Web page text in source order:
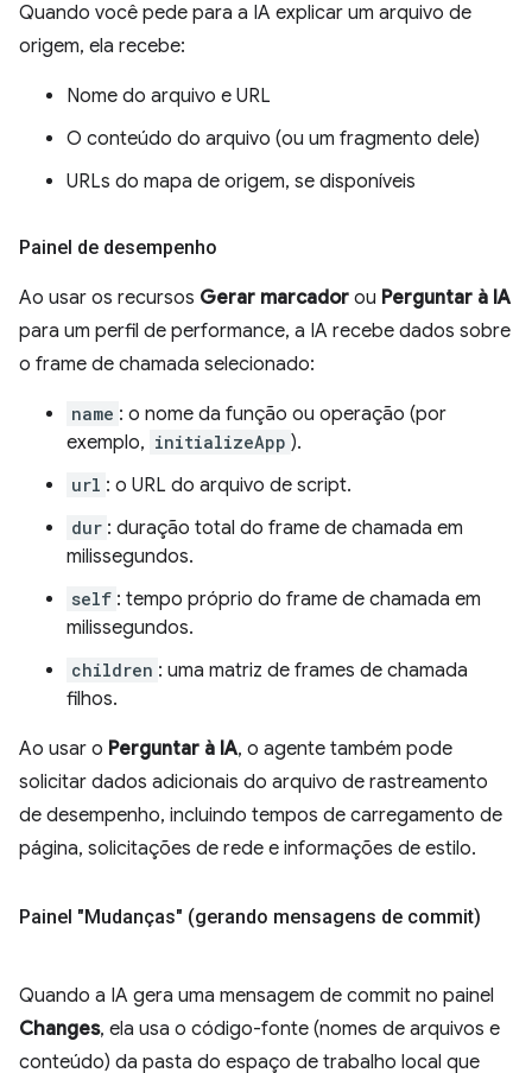
Quando você pede para a IA explicar um arquivo de
origem, ela recebe:
Nome do arquivo e URL
O conteúdo do arquivo (ou um fragmento dele)
URLs do mapa de origem, se disponíveis
Painel de desempenho
Ao usar os recursos Gerar marcador ou Perguntar à IA
para um perfil de performance, a IA recebe dados sobre
o frame de chamada selecionado:
name : o nome da função ou operação (por
exemplo, initializeApp ).
url : o URL do arquivo de script.
dur : duração total do frame de chamada em
milissegundos.
self : tempo próprio do frame de chamada em
milissegundos.
children : uma matriz de frames de chamada
filhos.
Ao usar o Perguntar à IA, o agente também pode
solicitar dados adicionais do arquivo de rastreamento
de desempenho, incluindo tempos de carregamento de
página, solicitações de rede e informações de estilo.
Painel "Mudanças" (gerando mensagens de commit)
Quando a IA gera uma mensagem de commit no painel
Changes, ela usa o código-fonte (nomes de arquivos e
conteúdo) da pasta do espaço de trabalho local que